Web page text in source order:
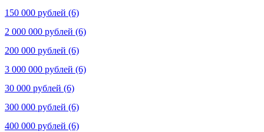
150 000 рублей (6)
2 000 000 рублей (6)
200 000 рублей (6)
3 000 000 рублей (6)
30 000 рублей (6)
300 000 рублей (6)
400 000 рублей (6)